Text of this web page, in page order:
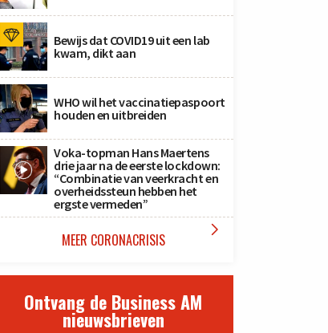
Bewijs dat COVID19 uit een lab
kwam, dikt aan
WHO wil het vaccinatiepaspoort
houden en uitbreiden
Voka-topman Hans Maertens
drie jaar na de eerste lockdown:
“Combinatie van veerkracht en
overheidssteun hebben het
ergste vermeden”
MEER CORONACRISIS 
Ontvang de Business AM
nieuwsbrieven